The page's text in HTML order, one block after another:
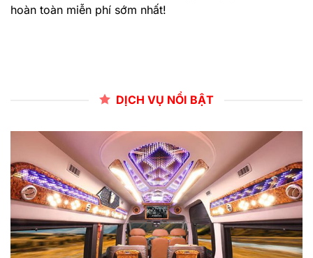
hoàn toàn miễn phí sớm nhất!
DỊCH VỤ NỔI BẬT